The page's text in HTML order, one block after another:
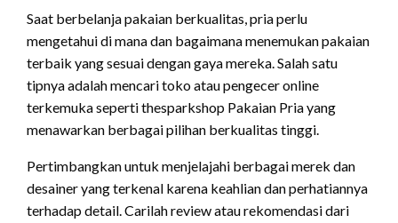
Saat berbelanja pakaian berkualitas, pria perlu
mengetahui di mana dan bagaimana menemukan pakaian
terbaik yang sesuai dengan gaya mereka. Salah satu
tipnya adalah mencari toko atau pengecer online
terkemuka seperti thesparkshop Pakaian Pria yang
menawarkan berbagai pilihan berkualitas tinggi.
Pertimbangkan untuk menjelajahi berbagai merek dan
desainer yang terkenal karena keahlian dan perhatiannya
terhadap detail. Carilah review atau rekomendasi dari